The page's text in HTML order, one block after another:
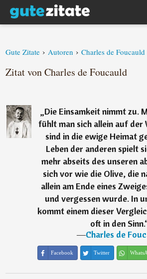
Gute Zitate › Autoren › Charles de Foucauld
Zitat von Charles de Foucauld
„Die Einsamkeit nimmt zu.
fühlt man sich allein auf der
sind in die ewige Heimat
Leben der anderen spielt
mehr abseits des unseren
sich vor wie die Olive, die
allein am Ende eines
und vergessen wurde. In
kommt einem dieser
oft in den Sinn.
―Charles de
Facebook Twitter